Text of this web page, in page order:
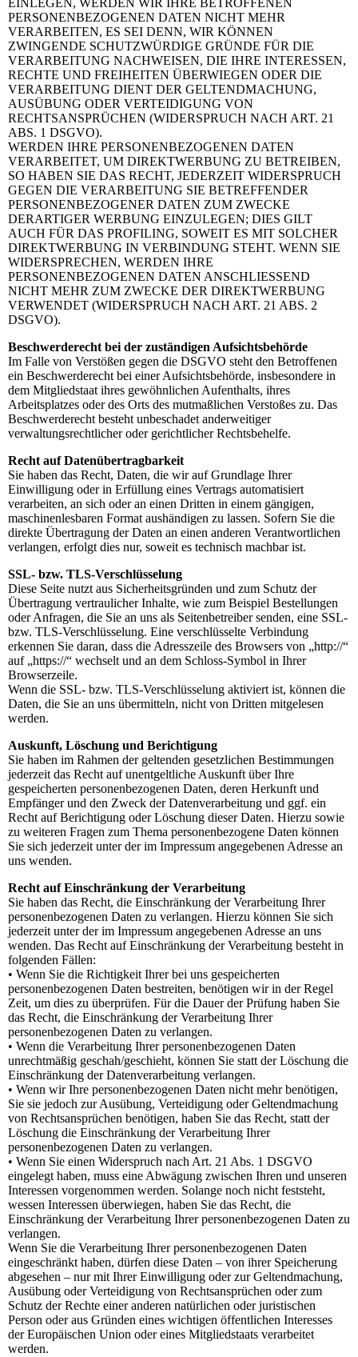
EINLEGEN, WERDEN WIR IHRE BETROFFENEN
PERSONENBEZOGENEN DATEN NICHT MEHR
VERARBEITEN, ES SEI DENN, WIR KÖNNEN
ZWINGENDE SCHUTZWÜRDIGE GRÜNDE FÜR DIE
VERARBEITUNG NACHWEISEN, DIE IHRE INTERESSEN,
RECHTE UND FREIHEITEN ÜBERWIEGEN ODER DIE
VERARBEITUNG DIENT DER GELTENDMACHUNG,
AUSÜBUNG ODER VERTEIDIGUNG VON
RECHTSANSPRÜCHEN (WIDERSPRUCH NACH ART. 21
ABS. 1 DSGVO).
WERDEN IHRE PERSONENBEZOGENEN DATEN
VERARBEITET, UM DIREKTWERBUNG ZU BETREIBEN,
SO HABEN SIE DAS RECHT, JEDERZEIT WIDERSPRUCH
GEGEN DIE VERARBEITUNG SIE BETREFFENDER
PERSONENBEZOGENER DATEN ZUM ZWECKE
DERARTIGER WERBUNG EINZULEGEN; DIES GILT
AUCH FÜR DAS PROFILING, SOWEIT ES MIT SOLCHER
DIREKTWERBUNG IN VERBINDUNG STEHT. WENN SIE
WIDERSPRECHEN, WERDEN IHRE
PERSONENBEZOGENEN DATEN ANSCHLIESSEND
NICHT MEHR ZUM ZWECKE DER DIREKTWERBUNG
VERWENDET (WIDERSPRUCH NACH ART. 21 ABS. 2
DSGVO).
Beschwerderecht bei der zuständigen Aufsichtsbehörde
Im Falle von Verstößen gegen die DSGVO steht den Betroffenen
ein Beschwerderecht bei einer Aufsichtsbehörde, insbesondere in
dem Mitgliedstaat ihres gewöhnlichen Aufenthalts, ihres
Arbeitsplatzes oder des Orts des mutmaßlichen Verstoßes zu. Das
Beschwerderecht besteht unbeschadet anderweitiger
verwaltungsrechtlicher oder gerichtlicher Rechtsbehelfe.
Recht auf Datenübertragbarkeit
Sie haben das Recht, Daten, die wir auf Grundlage Ihrer
Einwilligung oder in Erfüllung eines Vertrags automatisiert
verarbeiten, an sich oder an einen Dritten in einem gängigen,
maschinenlesbaren Format aushändigen zu lassen. Sofern Sie die
direkte Übertragung der Daten an einen anderen Verantwortlichen
verlangen, erfolgt dies nur, soweit es technisch machbar ist.
SSL- bzw. TLS-Verschlüsselung
Diese Seite nutzt aus Sicherheitsgründen und zum Schutz der
Übertragung vertraulicher Inhalte, wie zum Beispiel Bestellungen
oder Anfragen, die Sie an uns als Seitenbetreiber senden, eine SSL-
bzw. TLS-Verschlüsselung. Eine verschlüsselte Verbindung
erkennen Sie daran, dass die Adresszeile des Browsers von „http://“
auf „https://“ wechselt und an dem Schloss-Symbol in Ihrer
Browserzeile.
Wenn die SSL- bzw. TLS-Verschlüsselung aktiviert ist, können die
Daten, die Sie an uns übermitteln, nicht von Dritten mitgelesen
werden.
Auskunft, Löschung und Berichtigung
Sie haben im Rahmen der geltenden gesetzlichen Bestimmungen
jederzeit das Recht auf unentgeltliche Auskunft über Ihre
gespeicherten personenbezogenen Daten, deren Herkunft und
Empfänger und den Zweck der Datenverarbeitung und ggf. ein
Recht auf Berichtigung oder Löschung dieser Daten. Hierzu sowie
zu weiteren Fragen zum Thema personenbezogene Daten können
Sie sich jederzeit unter der im Impressum angegebenen Adresse an
uns wenden.
Recht auf Einschränkung der Verarbeitung
Sie haben das Recht, die Einschränkung der Verarbeitung Ihrer
personenbezogenen Daten zu verlangen. Hierzu können Sie sich
jederzeit unter der im Impressum angegebenen Adresse an uns
wenden. Das Recht auf Einschränkung der Verarbeitung besteht in
folgenden Fällen:
• Wenn Sie die Richtigkeit Ihrer bei uns gespeicherten
personenbezogenen Daten bestreiten, benötigen wir in der Regel
Zeit, um dies zu überprüfen. Für die Dauer der Prüfung haben Sie
das Recht, die Einschränkung der Verarbeitung Ihrer
personenbezogenen Daten zu verlangen.
• Wenn die Verarbeitung Ihrer personenbezogenen Daten
unrechtmäßig geschah/geschieht, können Sie statt der Löschung die
Einschränkung der Datenverarbeitung verlangen.
• Wenn wir Ihre personenbezogenen Daten nicht mehr benötigen,
Sie sie jedoch zur Ausübung, Verteidigung oder Geltendmachung
von Rechtsansprüchen benötigen, haben Sie das Recht, statt der
Löschung die Einschränkung der Verarbeitung Ihrer
personenbezogenen Daten zu verlangen.
• Wenn Sie einen Widerspruch nach Art. 21 Abs. 1 DSGVO
eingelegt haben, muss eine Abwägung zwischen Ihren und unseren
Interessen vorgenommen werden. Solange noch nicht feststeht,
wessen Interessen überwiegen, haben Sie das Recht, die
Einschränkung der Verarbeitung Ihrer personenbezogenen Daten zu
verlangen.
Wenn Sie die Verarbeitung Ihrer personenbezogenen Daten
eingeschränkt haben, dürfen diese Daten – von ihrer Speicherung
abgesehen – nur mit Ihrer Einwilligung oder zur Geltendmachung,
Ausübung oder Verteidigung von Rechtsansprüchen oder zum
Schutz der Rechte einer anderen natürlichen oder juristischen
Person oder aus Gründen eines wichtigen öffentlichen Interesses
der Europäischen Union oder eines Mitgliedstaats verarbeitet
werden.